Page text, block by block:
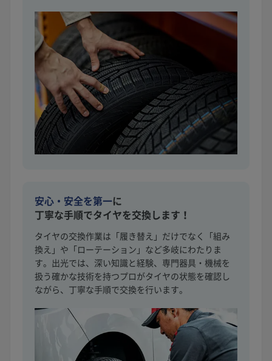
安心・安全を第一に
丁寧な手順でタイヤを交換します！
タイヤの交換作業は「履き替え」だけでなく「組み
換え」や「ローテーション」など多岐にわたりま
す。出光では、深い知識と経験、専門器具・機械を
扱う確かな技術を持つプロがタイヤの状態を確認し
ながら、丁寧な手順で交換を行います。